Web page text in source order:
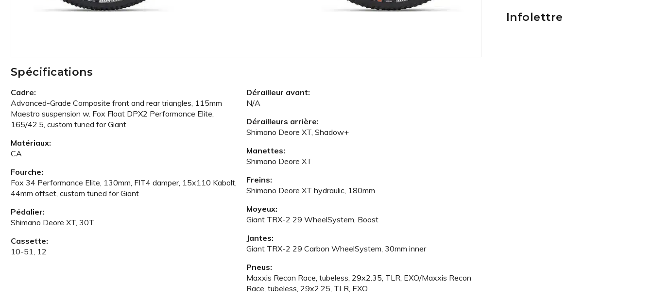
Spécifications
Cadre:
Advanced-Grade Composite front and rear triangles, 115mm
Maestro suspension w. Fox Float DPX2 Performance Elite,
165/42.5, custom tuned for Giant
Matériaux:
CA
Fourche:
Fox 34 Performance Elite, 130mm, FIT4 damper, 15x110 Kabolt,
44mm offset, custom tuned for Giant
Pédalier:
Shimano Deore XT, 30T
Cassette:
10-51, 12
Dérailleur avant:
N/A
Dérailleurs arrière:
Shimano Deore XT, Shadow+
Manettes:
Shimano Deore XT
Freins:
Shimano Deore XT hydraulic, 180mm
Moyeux:
Giant TRX-2 29 WheelSystem, Boost
Jantes:
Giant TRX-2 29 Carbon WheelSystem, 30mm inner
Pneus:
Maxxis Recon Race, tubeless, 29x2.35, TLR, EXO/Maxxis Recon
Race, tubeless, 29x2.25, TLR, EXO
Infolettre